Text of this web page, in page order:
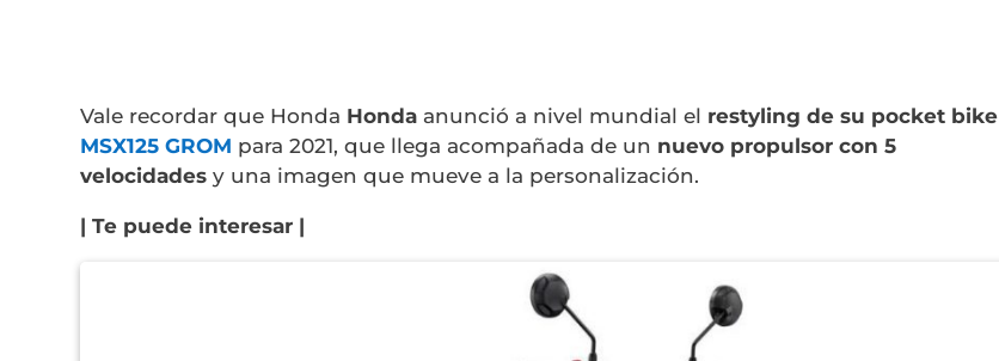
Vale recordar que Honda Honda anunció a nivel mundial el restyling de su pocket bike
MSX125 GROM para 2021, que llega acompañada de un nuevo propulsor con 5
velocidades y una imagen que mueve a la personalización.
| Te puede interesar |